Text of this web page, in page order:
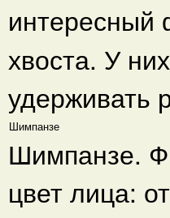
интересный
хвоста. У
удерживать
Шимпанзе
Шимпанзе.
цвет лица: